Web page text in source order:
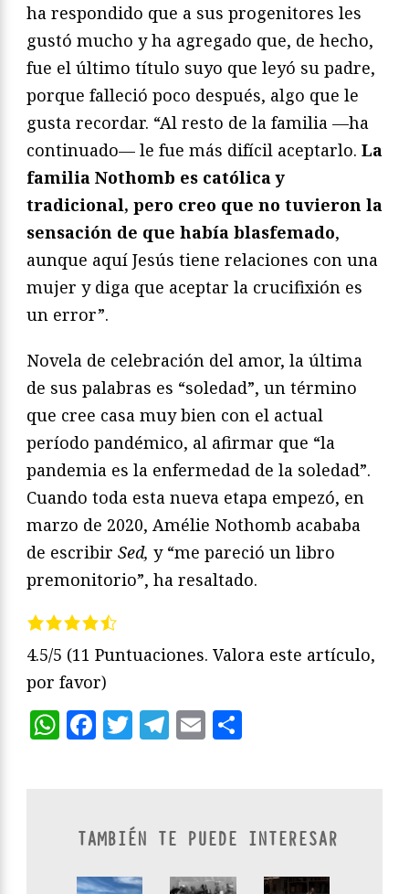
ha respondido que a sus progenitores les
gustó mucho y ha agregado que, de hecho,
fue el último título suyo que leyó su padre,
porque falleció poco después, algo que le
gusta recordar. “Al resto de la familia —ha
continuado— le fue más difícil aceptarlo. La
familia Nothomb es católica y
tradicional, pero creo que no tuvieron la
sensación de que había blasfemado,
aunque aquí Jesús tiene relaciones con una
mujer y diga que aceptar la crucifixión es
un error”.
Novela de celebración del amor, la última
de sus palabras es “soledad”, un término
que cree casa muy bien con el actual
período pandémico, al afirmar que “la
pandemia es la enfermedad de la soledad”.
Cuando toda esta nueva etapa empezó, en
marzo de 2020, Amélie Nothomb acababa
de escribir Sed, y “me pareció un libro
premonitorio”, ha resaltado.
4.5/5 (11 Puntuaciones. Valora este artículo,
por favor)
WhatsApp
Facebook
Twitter
Telegram
Email
TAMBIÉN TE PUEDE INTERESAR